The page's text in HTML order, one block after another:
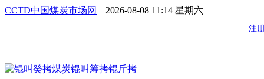
CCTD中国煤炭市场网 | 2026-08-08 11:14 星期六